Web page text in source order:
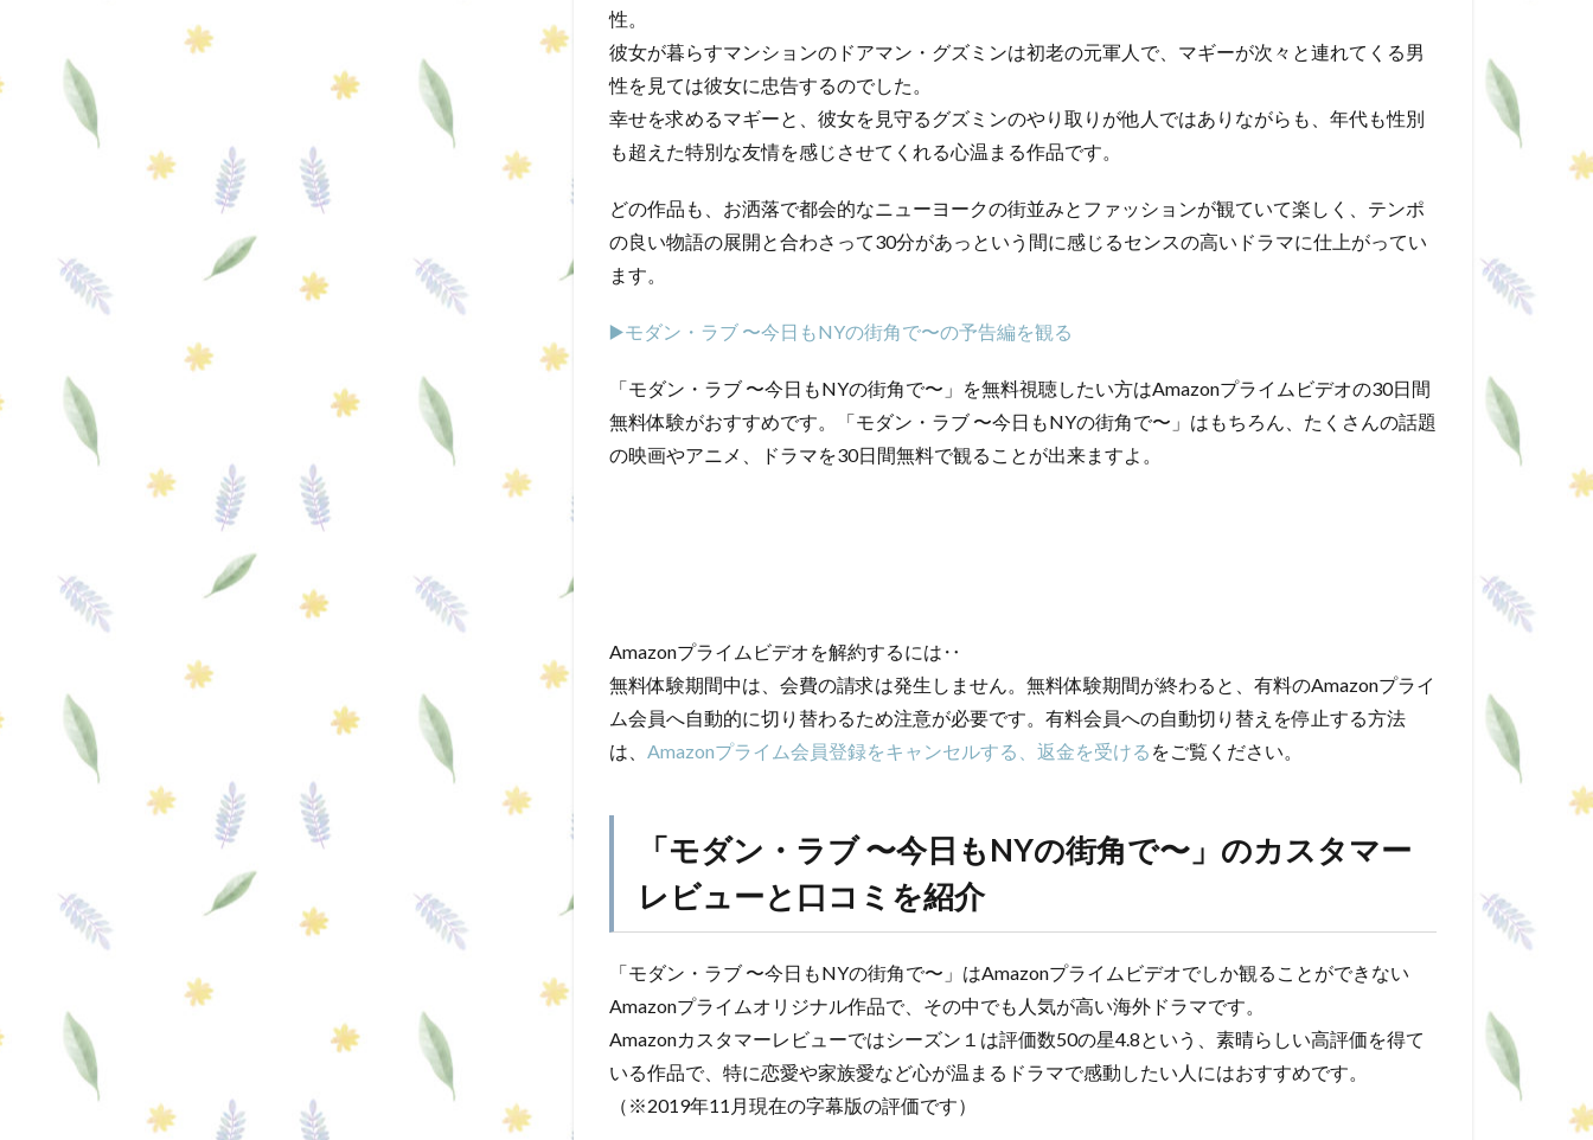
性。
彼女が暮らすマンションのドアマン・グズミンは初老の元軍人で、マギーが次々と連れてくる男
性を見ては彼女に忠告するのでした。
幸せを求めるマギーと、彼女を見守るグズミンのやり取りが他人ではありながらも、年代も性別
も超えた特別な友情を感じさせてくれる心温まる作品です。
どの作品も、お洒落で都会的なニューヨークの街並みとファッションが観ていて楽しく、テンポ
の良い物語の展開と合わさって30分があっという間に感じるセンスの高いドラマに仕上がってい
ます。
▶️モダン・ラブ 〜今日もNYの街角で〜の予告編を観る
「モダン・ラブ 〜今日もNYの街角で〜」を無料視聴したい方はAmazonプライムビデオの30日間
無料体験がおすすめです。「モダン・ラブ 〜今日もNYの街角で〜」はもちろん、たくさんの話題
の映画やアニメ、ドラマを30日間無料で観ることが出来ますよ。
Amazonプライムビデオを解約するには‥
無料体験期間中は、会費の請求は発生しません。無料体験期間が終わると、有料のAmazonプライ
ム会員へ自動的に切り替わるため注意が必要です。有料会員への自動切り替えを停止する方法
は、 Amazonプライム会員登録をキャンセルする、返金を受ける をご覧ください。
「モダン・ラブ 〜今日もNYの街角で〜」のカスタマー
レビューと口コミを紹介
「モダン・ラブ 〜今日もNYの街角で〜」はAmazonプライムビデオでしか観ることができない
Amazonプライムオリジナル作品で、その中でも人気が高い海外ドラマです。
Amazonカスタマーレビューではシーズン１は評価数50の星4.8という、素晴らしい高評価を得て
いる作品で、特に恋愛や家族愛など心が温まるドラマで感動したい人にはおすすめです。
（※2019年11月現在の字幕版の評価です）